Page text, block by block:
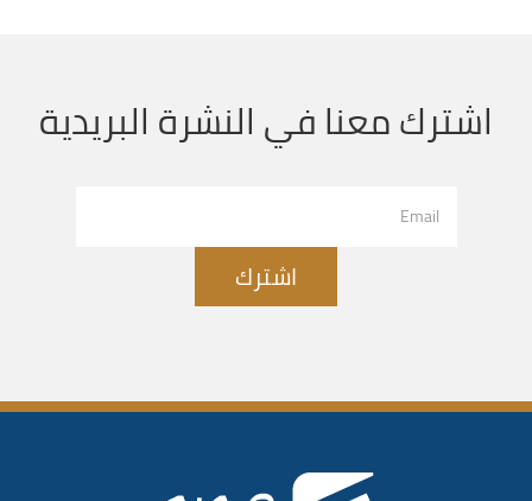
اشترك معنا في النشرة البريدية
اشترك